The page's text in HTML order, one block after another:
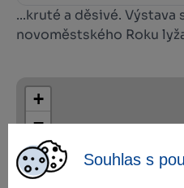
Souhlas s
...kruté a děsivé.
novoměstského Roku
+
−